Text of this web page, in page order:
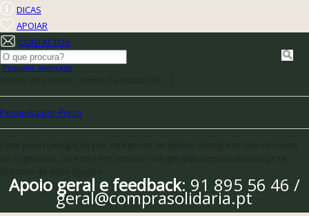
DICAS
APOIAR
CONTACTOS
Pesquisa Avançada
Pesquisa por Preço
Apoio geral e feedback: 91 895 56 46 /
geral@comprasolidaria.pt